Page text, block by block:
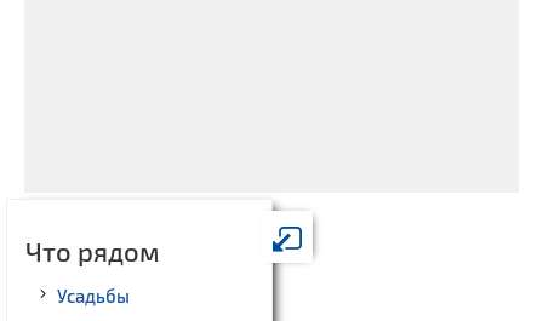
Что рядом
Усадьбы